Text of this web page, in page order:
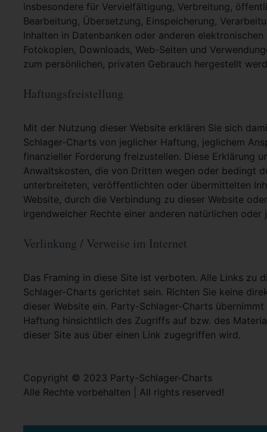
insbesondere für Vervielfältigung, Verbreitung,
Bearbeitung, Übersetzung, Einspeicherung,
Inhalten in Datenbanken oder anderen
Fotokopien, Downloads, Web-Seiten und
zum persönlichen, privaten Gebrauch hergestellt
Haftungsfreistellung
Mit der Nutzung dieser Website erklären Sie sich
Schlager-Charts von jeglicher Haftung, jeglichem
finanzieller Forderung freizustellen. Diese Erklärung
Anwaltskosten, die von Dritten wegen oder bedingt
unterbreiteten, veröffentlichten oder übermittelten
Website, durch die Verbindung zu dieser Website
irgendwelcher Rechte einer anderen natürlichen oder
Verlinkung / Verweise im Internet
Das Framing in diese Site ist verboten. Alle Links zu
Schlager-Charts gerichtet sein. Richten Sie keine
dieser Website ein. Party-Schlager-Charts
Haftung hinsichtlich des Zugriffs auf bzw. des
dieser Site aus über einen Link zugegriffen wird.
Copyright © 2023 Party-Schlager-Charts
Alle Rechte vorbehalten | All rights reserved!